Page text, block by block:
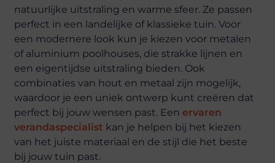
natuurlijke uitstraling en warme sfeer. Ze passen
perfect in een landelijke of klassieke tuin. Voor
een modernere look kun je kiezen voor metalen
of aluminium poolhouses, die strakke lijnen en
een eigentijdse uitstraling bieden. Ook
combinaties van hout en metaal zijn mogelijk,
waardoor je een uniek ontwerp kunt creëren dat
perfect bij jouw wensen past. Een ervaren
verandaspecialist kan je helpen bij het kiezen
van het juiste materiaal en de stijl die het beste
bij jouw tuin past.